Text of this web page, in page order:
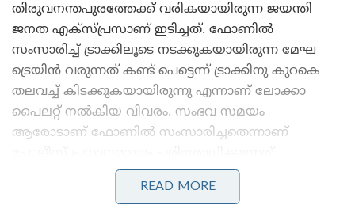
തിരുവനന്തപുരത്തേക്ക് വരികയായിരുന്ന ജയന്തി
ജനത എക്‌സ്പ്രസാണ് ഇടിച്ചത്. ഫോണിൽ
സംസാരിച്ച് ട്രാക്കിലൂടെ നടക്കുകയായിരുന്ന മേഘ
ട്രെയിൻ വരുന്നത് കണ്ട് പെട്ടെന്ന് ട്രാക്കിനു കുറകെ
തലവച്ച് കിടക്കുകയായിരുന്നു എന്നാണ് ലോക്കാ
പൈലറ്റ് നൽകിയ വിവരം. സംഭവ സമയം
ആരോടാണ് ഫോണിൽ സംസാരിച്ചതെന്നാണ്
Stories you may like
READ MORE